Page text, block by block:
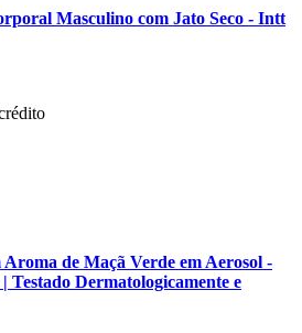
Masculino com Jato Seco - Intt
de Maçã Verde em Aerosol -
Testado Dermatologicamente e